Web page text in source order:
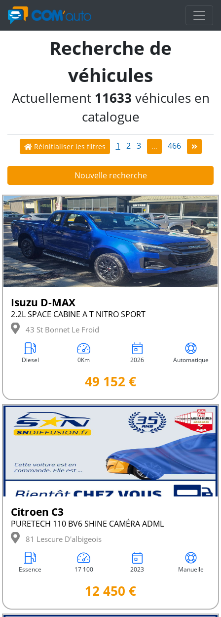
Recherche de
véhicules
Actuellement 11633 véhicules en
catalogue
Réinitialiser les filtres 1 2 3 ... 466
Nouvelle recherche
Isuzu D-MAX
2.2L SPACE CABINE A T NITRO SPORT
43 St Bonnet Le Froid
Diesel 0Km 2026 Automatique
49 152 €
Citroen C3
PURETECH 110 BV6 SHINE CAMÉRA ADML
81 Lescure D'albigeois
Essence 17 100 2023 Manuelle
12 450 €